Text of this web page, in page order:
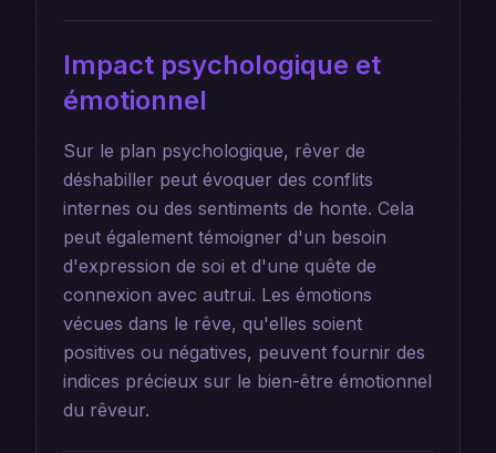
Impact psychologique et
émotionnel
Sur le plan psychologique, rêver de
déshabiller peut évoquer des conflits
internes ou des sentiments de honte. Cela
peut également témoigner d'un besoin
d'expression de soi et d'une quête de
connexion avec autrui. Les émotions
vécues dans le rêve, qu'elles soient
positives ou négatives, peuvent fournir des
indices précieux sur le bien-être émotionnel
du rêveur.